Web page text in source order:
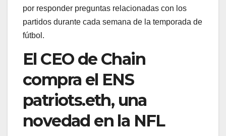
por responder preguntas relacionadas con los
partidos durante cada semana de la temporada de
fútbol.
El CEO de Chain
compra el ENS
patriots.eth, una
novedad en la NFL